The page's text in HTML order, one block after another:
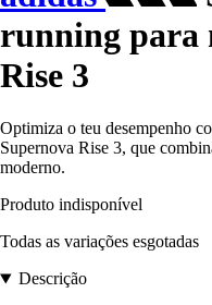
running para
Rise 3
Optimiza o teu desempenho
Supernova Rise 3, que
moderno.
Produto indisponível
Todas as variações esgotadas
Descrição